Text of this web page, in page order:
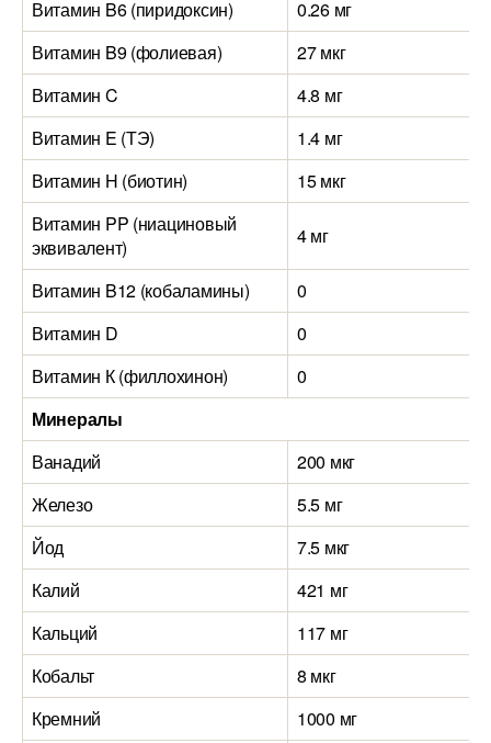
Витамин B6 (пиридоксин)
0.26 мг
Витамин B9 (фолиевая)
27 мкг
Витамин C
4.8 мг
Витамин E (ТЭ)
1.4 мг
Витамин H (биотин)
15 мкг
Витамин PP (ниациновый
эквивалент)
4 мг
Витамин B12 (кобаламины)
0
Витамин D
0
Витамин К (филлохинон)
0
Минералы
Ванадий
200 мкг
Железо
5.5 мг
Йод
7.5 мкг
Калий
421 мг
Кальций
117 мг
Кобальт
8 мкг
Кремний
1000 мг